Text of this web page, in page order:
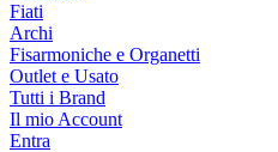
Fiati
Archi
Fisarmoniche e Organetti
Outlet e Usato
Tutti i Brand
Il mio Account
Entra